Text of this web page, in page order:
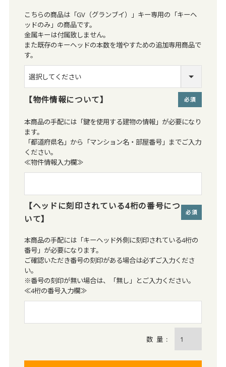
こちらの商品は「GV（グランブイ）」キー専用の「キーヘ
ッドのみ」の商品です。
金属キーは付属致しません。
また既存のキーヘッドの本数を増やすための追加専用商品で
す。
【物件情報について】
本商品の手配には「鍵を使用する建物の情報」が必要になり
ます。
「都道府県名」から「マンション名・部屋番号」までご入力
ください。
≪物件情報入力欄≫
【ヘッドに刻印されている4桁の番号につ
いて】
須)
本商品の手配には「キーヘッド外側に刻印されている4桁の
番号」が必要になります。
ご確認いただき番号の刻印がある場合は必ずご入力くださ
い。
※番号の刻印が無い場合は、「無し」とご入力ください。
≪4桁の番号入力欄≫